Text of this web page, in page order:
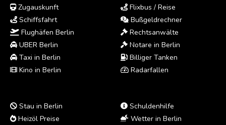
Zugauskunft
Schiffsfahrt
Flughäfen Berlin
UBER Berlin
Taxi in Berlin
Kino in Berlin
Flixbus / Reise
Bußgeldrechner
Rechtsanwälte
Notare in Berlin
Billiger Tanken
Radarfallen
Stau in Berlin
Heizöl Preise
Schuldenhilfe
Wetter in Berlin